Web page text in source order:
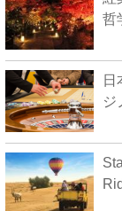
哲
日
ジ